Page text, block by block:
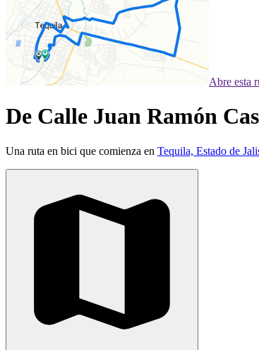
Abre esta
De Calle Juan Ramón
Una ruta en bici que comienza en Tequila, Estado de